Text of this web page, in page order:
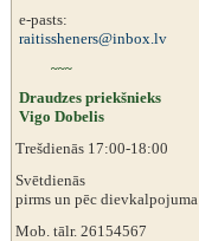
e-pasts:
raitissheners@inbox.lv
~~~
Draudzes priekšnieks
Vigo Dobelis
Trešdienās 17:00-18:00
Svētdienās
pirms un pēc dievkalpojuma
Mob. tālr. 26154567